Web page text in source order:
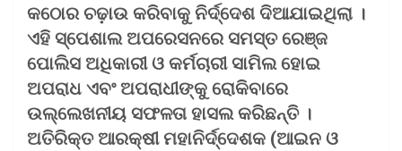
କଠୋର ଚଢ଼ାଉ କରିବାକୁ ନିର୍ଦ୍ଦେଶ ଦିଆଯାଇଥିଲା ।
ଏହି ସ୍ପେଶାଲ ଅପରେସନରେ ସମସ୍ତ ରେଞ୍ଜ
ପୋଲିସ ଅଧିକାରୀ ଓ କର୍ମଚାରୀ ସାମିଲ ହୋଇ
ଅପରାଧ ଏବଂ ଅପରାଧୀଙ୍କୁ ରୋକିବାରେ
ଉଲ୍ଲେଖନୀୟ ସଫଳତା ହାସଲ କରିଛନ୍ତି ।
ଅତିରିକ୍ତ ଆରକ୍ଷୀ ମହାନିର୍ଦ୍ଦେଶକ (ଆଇନ ଓ